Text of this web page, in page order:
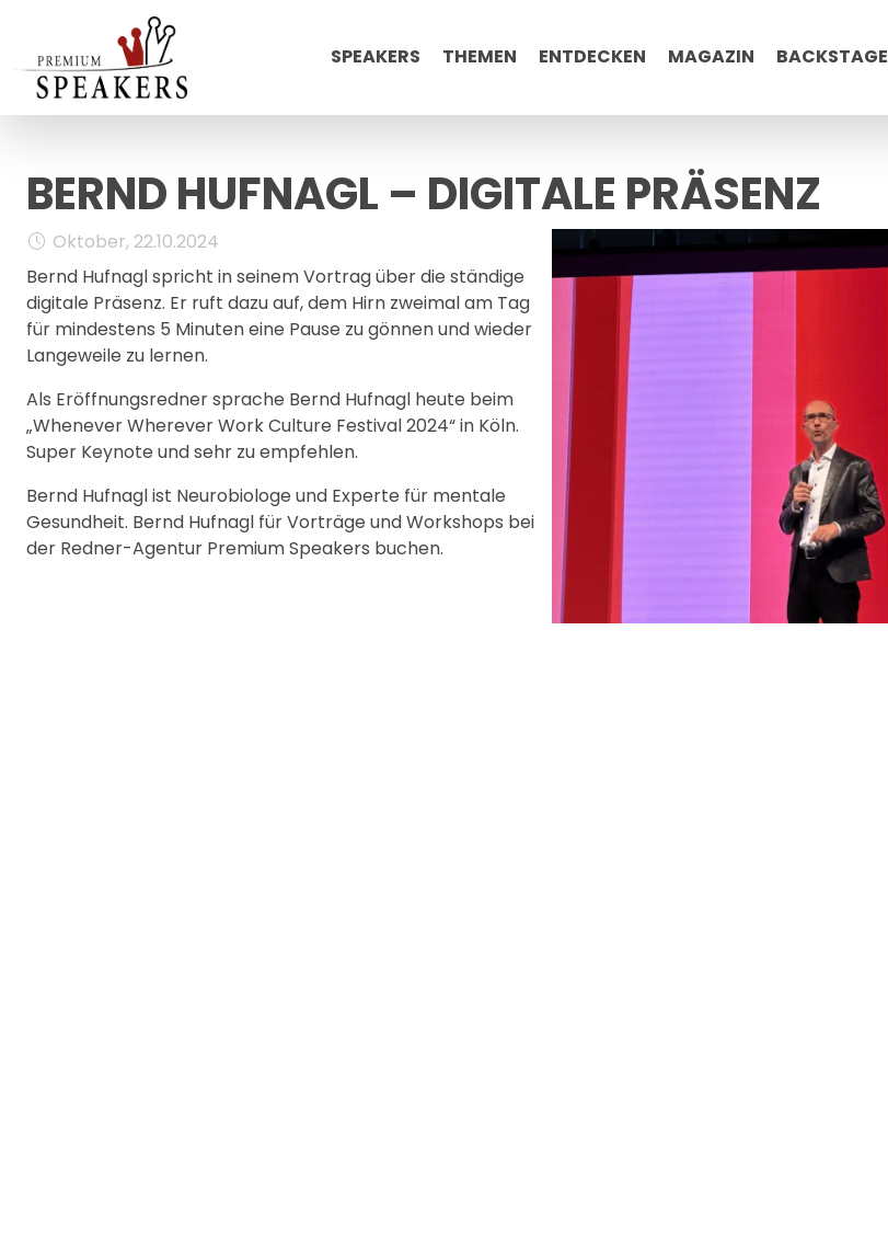
SPEAKERS THEMEN ENTDECKEN MAGAZIN BACKSTAGE
BERND HUFNAGL – DIGITALE PRÄSENZ
Oktober, 22.10.2024
Bernd Hufnagl spricht in seinem Vortrag über die ständige
digitale Präsenz. Er ruft dazu auf, dem Hirn zweimal am Tag
für mindestens 5 Minuten eine Pause zu gönnen und wieder
Langeweile zu lernen.
Als Eröffnungsredner sprache Bernd Hufnagl heute beim
„Whenever Wherever Work Culture Festival 2024“ in Köln.
Super Keynote und sehr zu empfehlen.
Bernd Hufnagl ist Neurobiologe und Experte für mentale
Gesundheit. Bernd Hufnagl für Vorträge und Workshops bei
der Redner-Agentur Premium Speakers buchen.